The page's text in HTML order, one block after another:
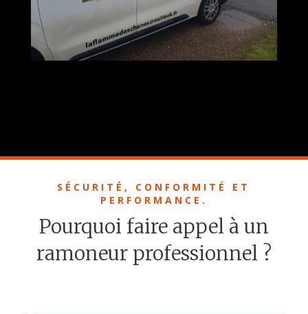
SÉCURITÉ, CONFORMITÉ ET
PERFORMANCE.
Pourquoi faire appel à un
ramoneur professionnel ?